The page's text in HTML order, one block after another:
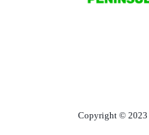
Copyright © 2023